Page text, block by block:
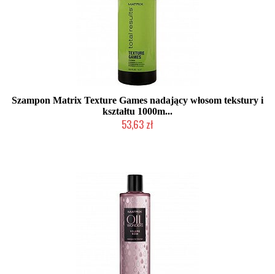
Szampon Matrix Texture Games nadający włosom tekstury i
kształtu 1000m...
53,63 zł